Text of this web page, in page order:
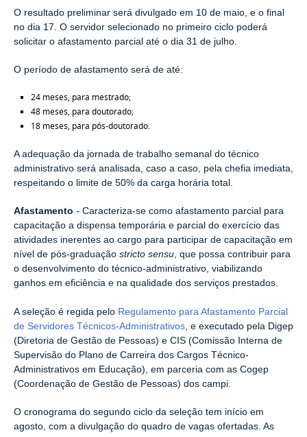
O resultado preliminar será divulgado em 10 de maio, e o final
no dia 17. O servidor selecionado no primeiro ciclo poderá
solicitar o afastamento parcial até o dia 31 de julho.
O período de afastamento será de até:
24 meses, para mestrado;
48 meses, para doutorado;
18 meses, para pós-doutorado.
A adequação da jornada de trabalho semanal do técnico
administrativo será analisada, caso a caso, pela chefia imediata,
respeitando o limite de 50% da carga horária total.
Afastamento - Caracteriza-se como afastamento parcial para
capacitação a dispensa temporária e parcial do exercício das
atividades inerentes ao cargo para participar de capacitação em
nível de pós-graduação stricto sensu, que possa contribuir para
o desenvolvimento do técnico-administrativo, viabilizando
ganhos em eficiência e na qualidade dos serviços prestados.
A seleção é regida pelo Regulamento para Afastamento Parcial
de Servidores Técnicos-Administrativos , e executado pela Digep
(Diretoria de Gestão de Pessoas) e CIS (Comissão Interna de
Supervisão do Plano de Carreira dos Cargos Técnico-
Administrativos em Educação), em parceria com as Cogep
(Coordenação de Gestão de Pessoas) dos campi.
O cronograma do segundo ciclo da seleção tem início em
agosto, com a divulgação do quadro de vagas ofertadas. As